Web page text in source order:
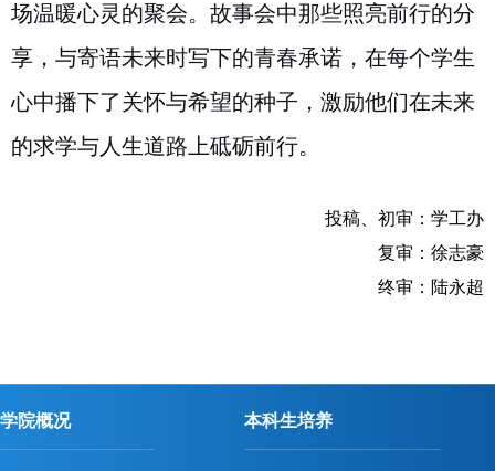
场温暖心灵的聚会。故事会中那些照亮前行的分
享，与寄语未来时写下的青春承诺，在每个学生
心中播下了关怀与希望的种子，激励他们在未来
的求学与人生道路上砥砺前行。
投稿、初审：学工办
复审：徐志豪
终审：陆永超
学院概况 本科生培养